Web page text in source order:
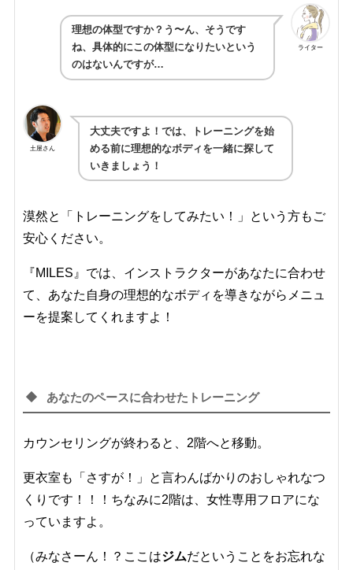
ライター
理想の体型ですか？う〜ん、そうです
ね、具体的にこの体型になりたいという
のはないんですが…
土屋さん
大丈夫ですよ！では、トレーニングを始
める前に理想的なボディを一緒に探して
いきましょう！
漠然と「トレーニングをしてみたい！」という方もご
安心ください。
『MILES』では、インストラクターがあなたに合わせ
て、あなた自身の理想的なボディを導きながらメニュ
ーを提案してくれますよ！
あなたのペースに合わせたトレーニング
カウンセリングが終わると、2階へと移動。
更衣室も「さすが！」と言わんばかりのおしゃれなつ
くりです！！！ちなみに2階は、女性専用フロアにな
っていますよ。
（みなさーん！？ここはジムだということをお忘れな